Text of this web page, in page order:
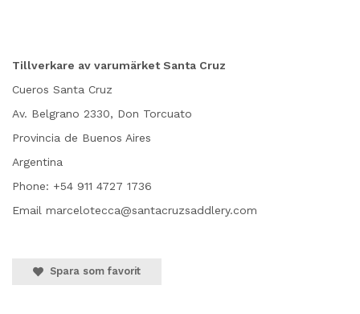
Tillverkare av varumärket Santa Cruz
Cueros Santa Cruz
Av. Belgrano 2330, Don Torcuato
Provincia de Buenos Aires
Argentina
Phone: +54 911 4727 1736
Email marcelotecca@santacruzsaddlery.com
Spara som favorit